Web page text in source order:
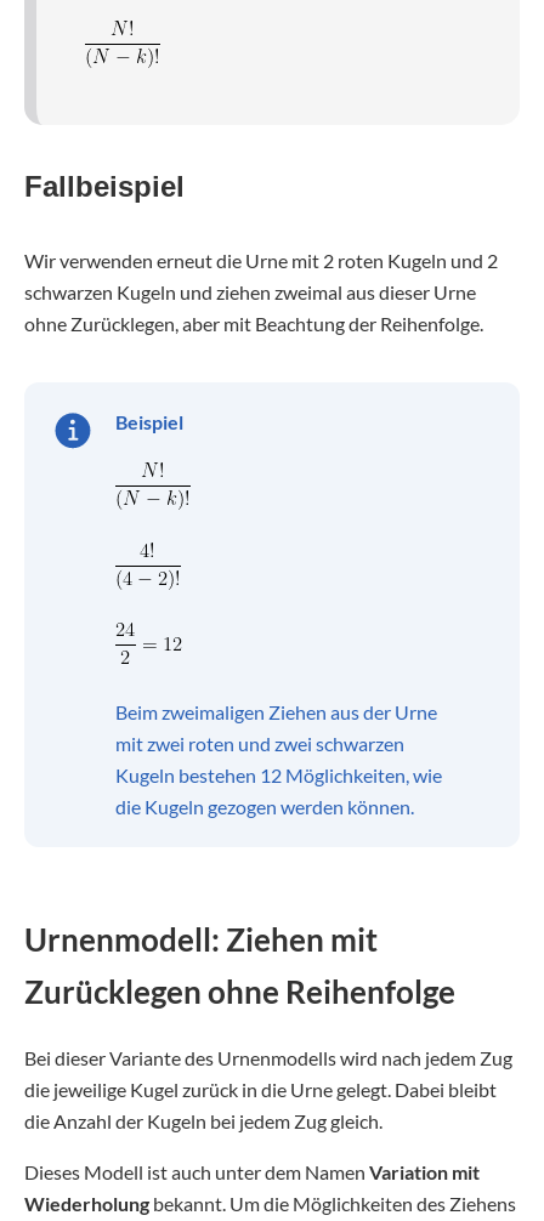
Fallbeispiel
Wir verwenden erneut die Urne mit 2 roten Kugeln und 2
schwarzen Kugeln und ziehen zweimal aus dieser Urne
ohne Zurücklegen, aber mit Beachtung der Reihenfolge.
Beispiel
Beim zweimaligen Ziehen aus der Urne
mit zwei roten und zwei schwarzen
Kugeln bestehen 12 Möglichkeiten, wie
die Kugeln gezogen werden können.
Urnenmodell: Ziehen mit
Zurücklegen ohne Reihenfolge
Bei dieser Variante des Urnenmodells wird nach jedem Zug
die jeweilige Kugel zurück in die Urne gelegt. Dabei bleibt
die Anzahl der Kugeln bei jedem Zug gleich.
Dieses Modell ist auch unter dem Namen Variation mit
Wiederholung bekannt. Um die Möglichkeiten des Ziehens